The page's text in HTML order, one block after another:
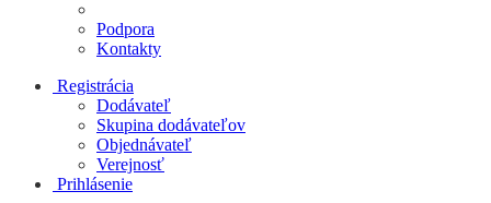
Podpora
Kontakty
Registrácia
Dodávateľ
Skupina dodávateľov
Objednávateľ
Verejnosť
Prihlásenie